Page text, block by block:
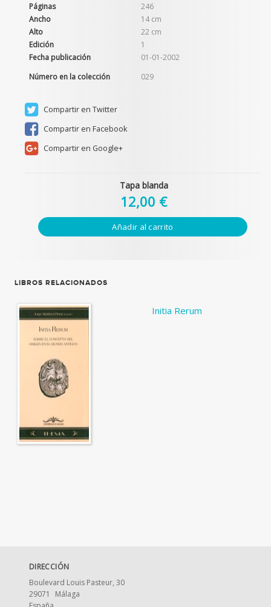
Páginas
246
Ancho
14 cm
Alto
22 cm
Edición
1
Fecha publicación
01-01-2002
Número en la colección
029
Compartir en Twitter
Compartir en Facebook
Compartir en Google+
Tapa blanda
12,00 €
Añadir al carrito
LIBROS RELACIONADOS
Initia Rerum
DIRECCIÓN
Boulevard Louis Pasteur, 30
29071
Málaga